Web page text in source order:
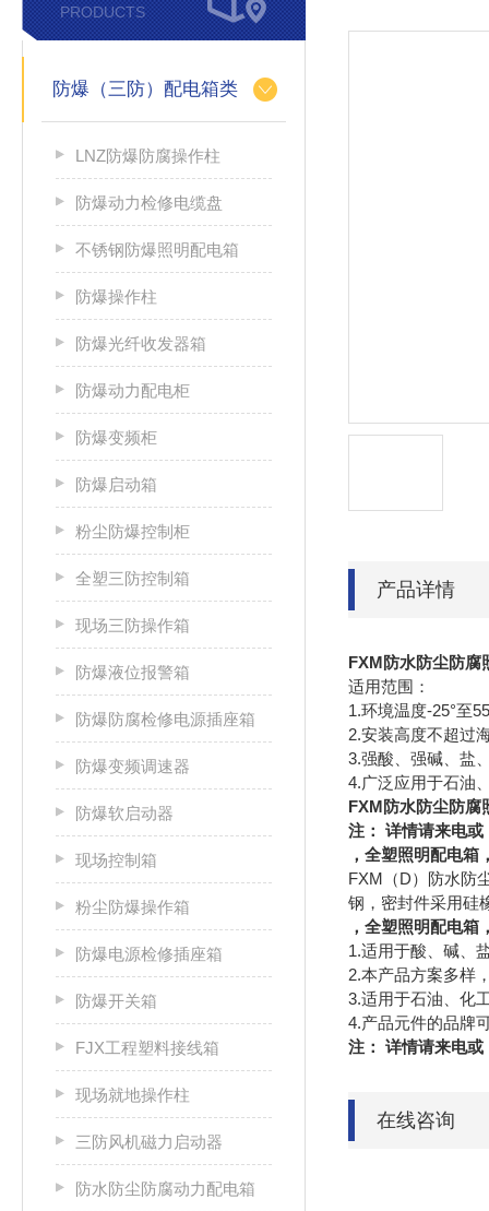
PRODUCTS
防爆（三防）配电箱类
LNZ防爆防腐操作柱
防爆动力检修电缆盘
不锈钢防爆照明配电箱
防爆操作柱
防爆光纤收发器箱
防爆动力配电柜
防爆变频柜
防爆启动箱
粉尘防爆控制柜
全塑三防控制箱
现场三防操作箱
防爆液位报警箱
防爆防腐检修电源插座箱
防爆变频调速器
防爆软启动器
现场控制箱
粉尘防爆操作箱
防爆电源检修插座箱
防爆开关箱
FJX工程塑料接线箱
现场就地操作柱
三防风机磁力启动器
防水防尘防腐动力配电箱
产品详情
FXM防水防尘防腐
适用范围：
1.环境温度-25°至
2.安装高度不超过
3.强酸、强碱、盐
4.广泛应用于石油
FXM防水防尘防腐
注： 详情请来电
，全塑照明配电箱
FXM（D）防水防
钢，密封件采用硅
，全塑照明配电箱
1.适用于酸、碱、
2.本产品方案多样
3.适用于石油、化
4.产品元件的品牌
注： 详情请来电
在线咨询